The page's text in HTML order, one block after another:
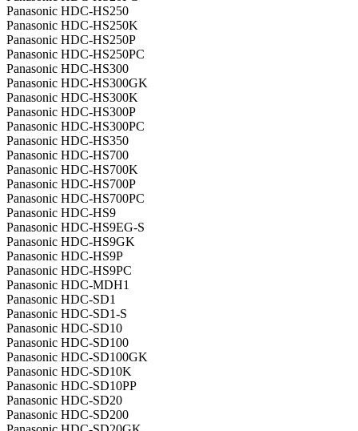
Panasonic HDC-HS250
Panasonic HDC-HS250K
Panasonic HDC-HS250P
Panasonic HDC-HS250PC
Panasonic HDC-HS300
Panasonic HDC-HS300GK
Panasonic HDC-HS300K
Panasonic HDC-HS300P
Panasonic HDC-HS300PC
Panasonic HDC-HS350
Panasonic HDC-HS700
Panasonic HDC-HS700K
Panasonic HDC-HS700P
Panasonic HDC-HS700PC
Panasonic HDC-HS9
Panasonic HDC-HS9EG-S
Panasonic HDC-HS9GK
Panasonic HDC-HS9P
Panasonic HDC-HS9PC
Panasonic HDC-MDH1
Panasonic HDC-SD1
Panasonic HDC-SD1-S
Panasonic HDC-SD10
Panasonic HDC-SD100
Panasonic HDC-SD100GK
Panasonic HDC-SD10K
Panasonic HDC-SD10PP
Panasonic HDC-SD20
Panasonic HDC-SD200